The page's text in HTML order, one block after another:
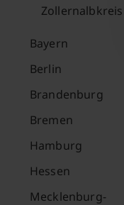
Zollernalbkreis
Bayern
Berlin
Brandenburg
Bremen
Hamburg
Hessen
Mecklenburg-